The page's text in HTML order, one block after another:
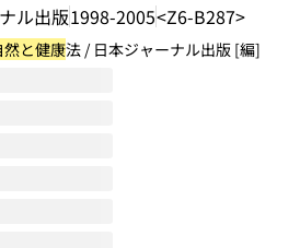
ル出版1998-2005<Z6-B287>
然と健康法 / 日本ジャーナル出版 [編]
title